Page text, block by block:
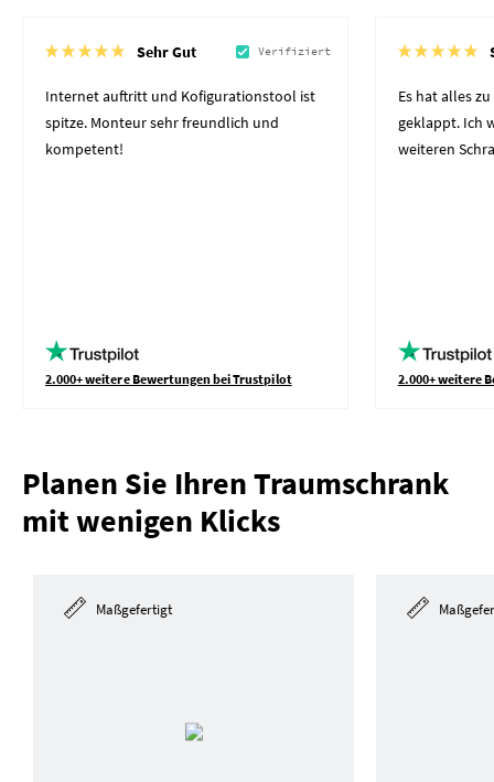
Sehr Gut Verifiziert
Internet auftritt und Kofigurationstool ist
spitze. Monteur sehr freundlich und
kompetent!
2.000+ weitere Bewertungen bei Trustpilot
Es hat alles
geklappt. Ich
weiteren
2.000+ weitere
Planen Sie Ihren Traumschrank
mit wenigen Klicks
Maßgefertigt